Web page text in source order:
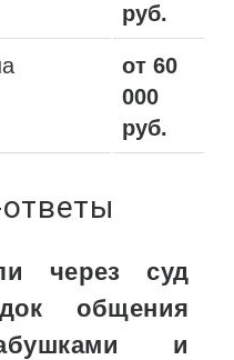
руб.
от 60
000
руб.
через суд
общения
и